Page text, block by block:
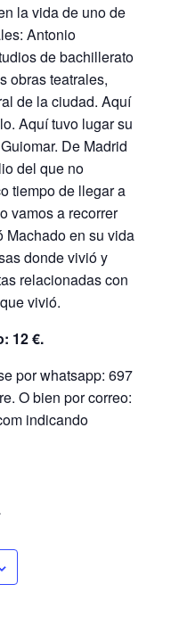
la vida de uno de
Antonio
de bachillerato
obras teatrales,
de la ciudad. Aquí
Aquí tuvo lugar su
De Madrid
del que no
tiempo de llegar a
vamos a recorrer
Machado en su vida
donde vivió y
relacionadas con
vivió.
12 €.
por whatsapp: 697
O bien por correo:
indicando